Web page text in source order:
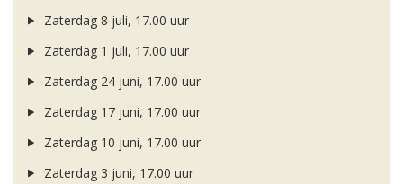
Zaterdag 8 juli, 17.00 uur
Zaterdag 1 juli, 17.00 uur
Zaterdag 24 juni, 17.00 uur
Zaterdag 17 juni, 17.00 uur
Zaterdag 10 juni, 17.00 uur
Zaterdag 3 juni, 17.00 uur